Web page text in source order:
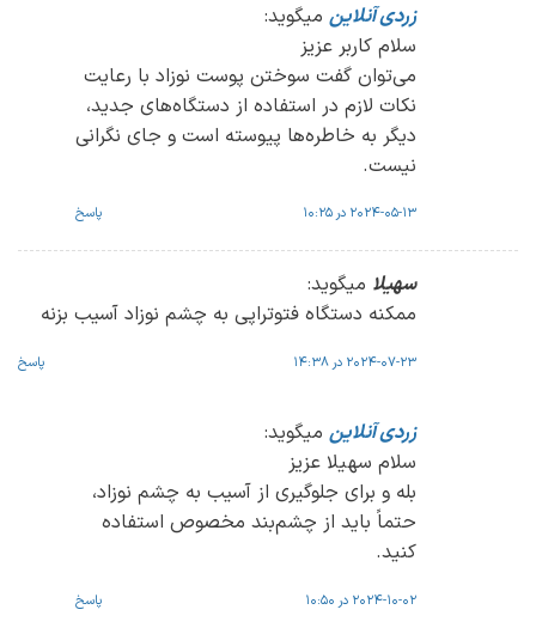
زردی آنلاین میگوید:
سلام کاربر عزیز
می‌توان گفت سوختن پوست نوزاد با رعایت
نکات لازم در استفاده از دستگاه‌های جدید،
دیگر به خاطره‌ها پیوسته است و جای نگرانی
نیست.
2024-05-13 در 10:25 پاسخ
سهیلا میگوید:
ممکنه دستگاه فتوتراپی به چشم نوزاد آسیب بزنه
2024-07-23 در 14:38 پاسخ
زردی آنلاین میگوید:
سلام سهیلا عزیز
بله و برای جلوگیری از آسیب به چشم نوزاد،
حتماً باید از چشم‌بند مخصوص استفاده
کنید.
2024-10-02 در 10:50 پاسخ